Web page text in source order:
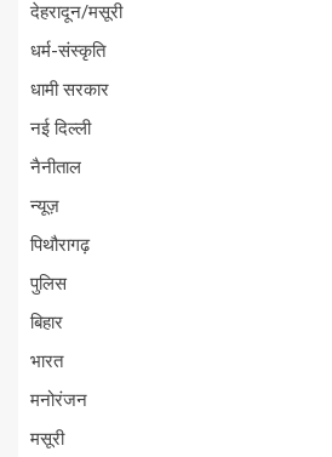
देहरादून/मसूरी
धर्म-संस्कृति
धामी सरकार
नई दिल्ली
नैनीताल
न्यूज़
पिथौरागढ़
पुलिस
बिहार
भारत
मनोरंजन
मसूरी